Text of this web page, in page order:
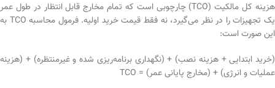
هزینه کل مالکیت (TCO) چارچوبی است که تمام مخارج قابل انتظار در طول عمر
یک تجهیزات را در نظر می‌گیرد، نه فقط قیمت خرید اولیه. فرمول محاسبه TCO به
این صورت است:
(خرید ابتدایی + هزینه نصب) + (نگهداری برنامه‌ریزی شده و غیرمنتظره) + (هزینه
عملیات و انرژی) + (مخارج پایانی عمر) = TCO